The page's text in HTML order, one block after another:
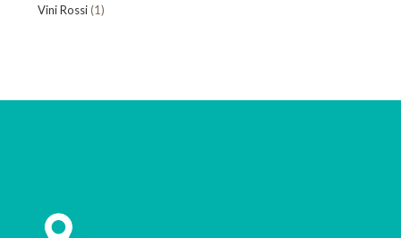
Vini Rossi 11